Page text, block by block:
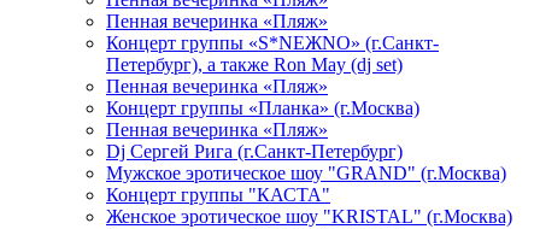
Пенная вечеринка «Пляж»
Концерт группы «S*NEЖNO» (г.Санкт-
Петербург), а также Ron May (dj set)
Пенная вечеринка «Пляж»
Концерт группы «Планка» (г.Москва)
Пенная вечеринка «Пляж»
Dj Сергей Рига (г.Санкт-Петербург)
Мужское эротическое шоу "GRAND" (г.Москва)
Концерт группы "КАСТА"
Женское эротическое шоу "KRISTAL" (г.Москва)